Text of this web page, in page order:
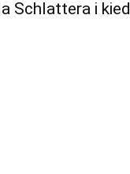
Schlattera i